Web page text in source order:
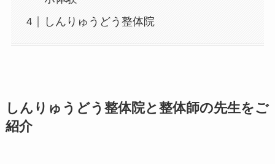
しんりゅうどう整体院
しんりゅうどう整体院と整体師の先生をご
紹介